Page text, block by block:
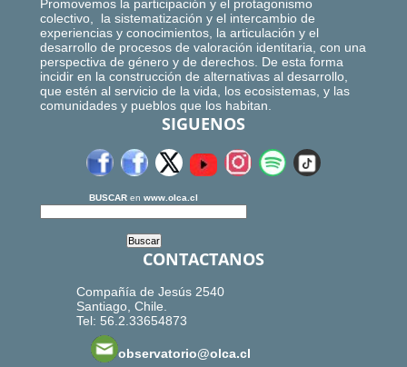
Promovemos la participación y el protagonismo
colectivo, la sistematización y el intercambio de
experiencias y conocimientos, la articulación y el
desarrollo de procesos de valoración identitaria, con una
perspectiva de género y de derechos. De esta forma
incidir en la construcción de alternativas al desarrollo,
que estén al servicio de la vida, los ecosistemas, y las
comunidades y pueblos que los habitan.
SIGUENOS
BUSCAR en www.olca.cl
CONTACTANOS
Compañía de Jesús 2540
Santiago, Chile.
Tel: 56.2.33654873
observatorio@olca.cl